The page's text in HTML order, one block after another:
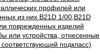
профилей или
из них B21D 1/00,B21D
поврежденных изделий
или устройства, отнесенные
подкласс)